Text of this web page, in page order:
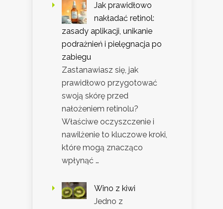
Jak prawidłowo
nakładać retinol:
zasady aplikacji, unikanie
podrażnień i pielęgnacja po
zabiegu
Zastanawiasz się, jak
prawidłowo przygotować
swoją skórę przed
nałożeniem retinolu?
Właściwe oczyszczenie i
nawilżenie to kluczowe kroki,
które mogą znacząco
wpłynąć …
Wino z kiwi
Jedno z